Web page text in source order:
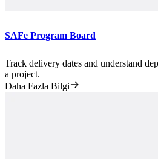
SAFe Program Board
Track delivery dates and understand
a project.
Daha Fazla Bilgi